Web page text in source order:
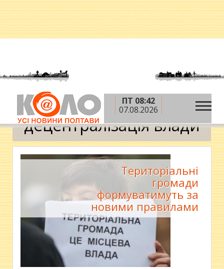
ПТ 08:42
07.08.2026
Головна » децентралізація влади
децентралізація влади
Територіальні
громади
формуватимуть за
новими правилами